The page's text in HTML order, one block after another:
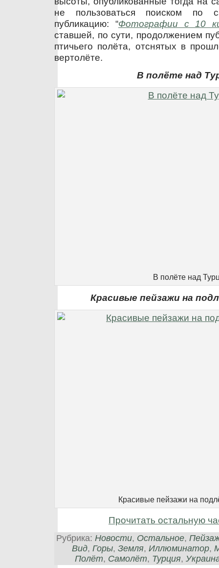
не пользоваться поиском по
публикацию: “Фотографии с 10
ставшей, по сути, продолжением
птичьего полёта, отснятых в
вертолёте.
В полёте над
В полёте над
Красивые пейзажи на
Красивые пейзажи на
Прочитать остальную
Рубрика: Новости, Остальное,
Вид, Горы, Земля, Иллюминатор,
Полёт, Самолёт, Турция,